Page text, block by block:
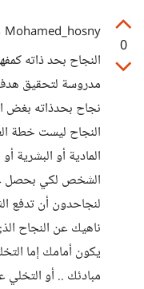
0
Mohamed_hosny
النجاح بحد ذاته
مدروسة لتحقيق
نجاح بحدذاته بغض
النجاح ليست خطة
المادية أو البشرية
الشخص لكي بحصل
لنجاحدون أن تدفع
ناهيك عن النجاح
يكون أمامك إما
مبادئك .. أو التخلي